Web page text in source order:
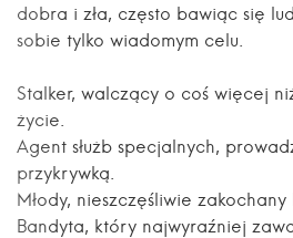
dobra i zła, często bawiąc się
sobie tylko wiadomym celu.
Stalker, walczący o coś więcej
życie.
Agent służb specjalnych,
przykrywką.
Młody, nieszczęśliwie zakochany
Bandyta, który najwyraźniej